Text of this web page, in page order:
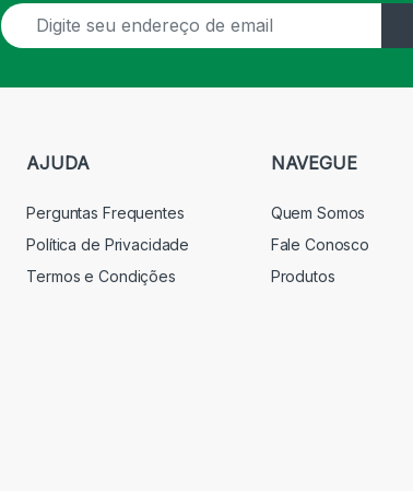
E
m
AJUDA
Perguntas Frequentes
Política de Privacidade
Termos e Condições
NAVEGUE
Quem Somos
Fale Conosco
Produtos